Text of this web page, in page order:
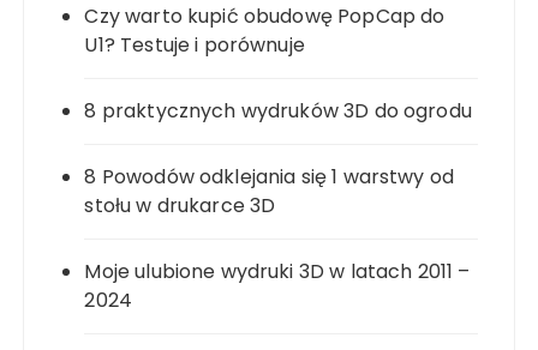
Czy warto kupić obudowę PopCap do
U1? Testuje i porównuje
8 praktycznych wydruków 3D do ogrodu
8 Powodów odklejania się 1 warstwy od
stołu w drukarce 3D
Moje ulubione wydruki 3D w latach 2011 –
2024